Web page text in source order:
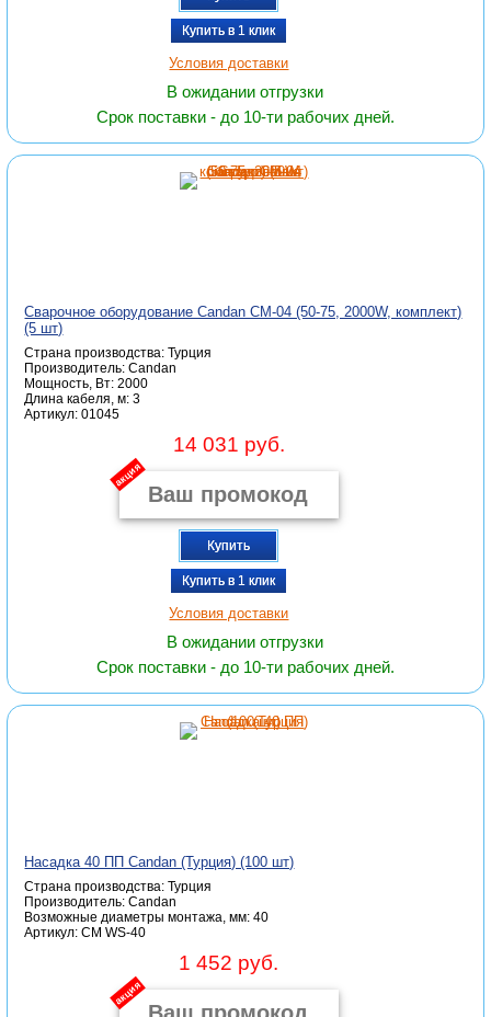
Купить в 1 клик
Условия доставки
В ожидании отгрузки
Срок поставки - до 10-ти рабочих дней.
Сварочное оборудование Candan СМ-04 (50-75, 2000W, комплект)
(5 шт)
Страна производства: Турция
Производитель: Candan
Мощность, Вт: 2000
Длина кабеля, м: 3
Артикул: 01045
14 031 руб.
акция
Купить
Купить в 1 клик
Условия доставки
В ожидании отгрузки
Срок поставки - до 10-ти рабочих дней.
Насадка 40 ПП Candan (Турция) (100 шт)
Страна производства: Турция
Производитель: Candan
Возможные диаметры монтажа, мм: 40
Артикул: CM WS-40
1 452 руб.
акция